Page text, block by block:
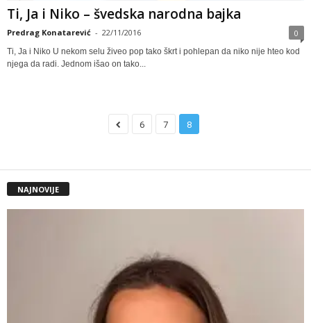
Ti, Ja i Niko – švedska narodna bajka
Predrag Konatarević - 22/11/2016 0
Ti, Ja i Niko U nekom selu živeo pop tako škrt i pohlepan da niko nije hteo kod
njega da radi. Jednom išao on tako...
6 7 8
NAJNOVIJE